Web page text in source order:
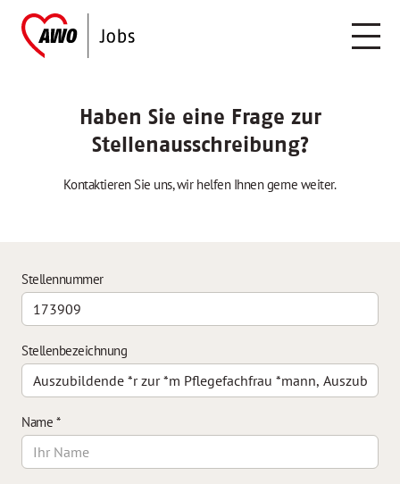
Haben Sie eine Frage zur
Stellenausschreibung?
Kontaktieren Sie uns, wir helfen Ihnen gerne weiter.
Stellennummer
Stellenbezeichnung
Name *